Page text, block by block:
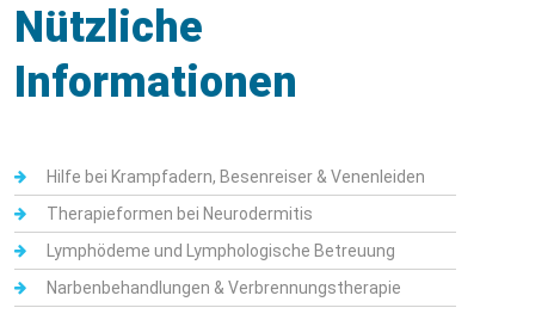
Nützliche
Informationen
Hilfe bei Krampfadern, Besenreiser & Venenleiden
Therapieformen bei Neurodermitis
Lymphödeme und Lymphologische Betreuung
Narbenbehandlungen & Verbrennungstherapie